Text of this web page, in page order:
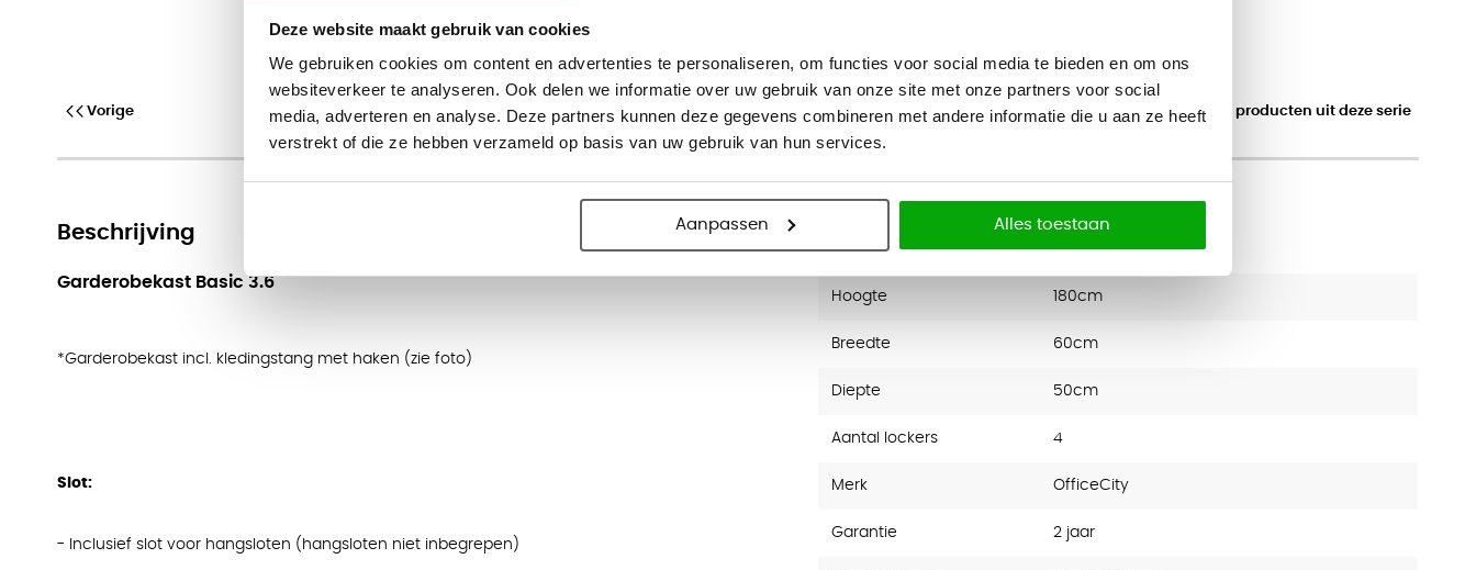
Deze website maakt gebruik van cookies
We gebruiken cookies om content en advertenties te personaliseren, om functies voor social media te bieden en om ons
websiteverkeer te analyseren. Ook delen we informatie over uw gebruik van onze site met onze partners voor social
media, adverteren en analyse. Deze partners kunnen deze gegevens combineren met andere informatie die u aan ze heeft
verstrekt of die ze hebben verzameld op basis van uw gebruik van hun services.
Aanpassen Alles toestaan
Inspirerende showroom in Haarlem
Vorige Klik hier voor meer producten uit deze serie
Beschrijving
Garderobekast Basic 3.6
*Garderobekast incl. kledingstang met haken (zie foto)
Slot:
- Inclusief slot voor hangsloten (hangsloten niet inbegrepen)
Hoogte 180cm
Breedte 60cm
Diepte 50cm
Aantal lockers 4
Merk OfficeCity
Garantie 2 jaar